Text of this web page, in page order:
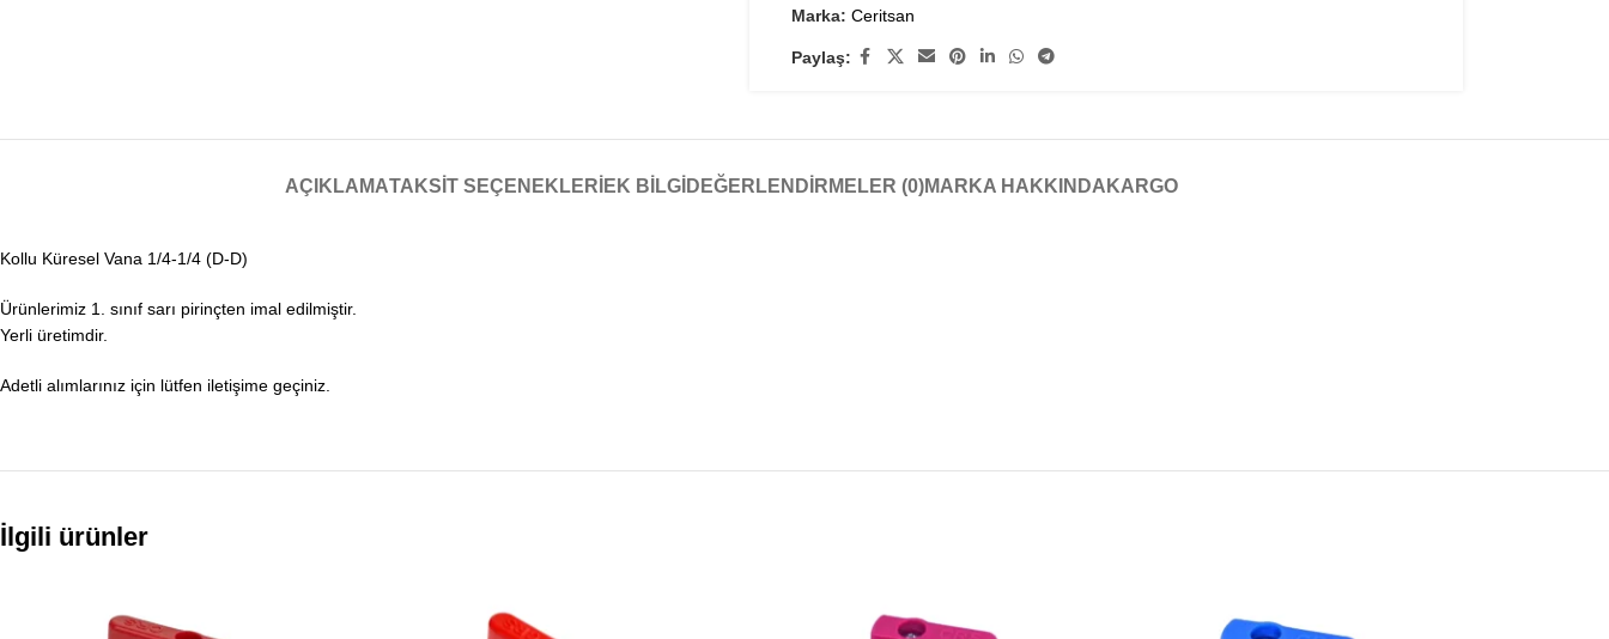
Marka: Ceritsan
Paylaş:
AÇIKLAMATAKSIT SEÇENEKLERI EK BILGI DEĞERLENDIRMELER (0)MARKA HAKKINDA KARGO
Kollu Küresel Vana 1/4-1/4 (D-D)
Ürünlerimiz 1. sınıf sarı pirinçten imal edilmiştir.
Yerli üretimdir.
Adetli alımlarınız için lütfen iletişime geçiniz.
İlgili ürünler